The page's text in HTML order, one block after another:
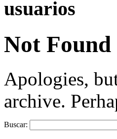
usuarios
Not Found
Apologies,
archive.
Buscar: